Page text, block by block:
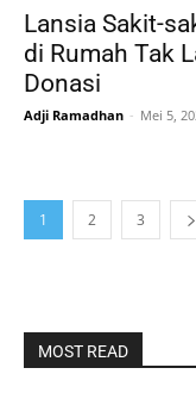
Lansia Sakit-
di Rumah Tak
Donasi
Adji Ramadhan - Mei 5,
1 2 3
MOST READ